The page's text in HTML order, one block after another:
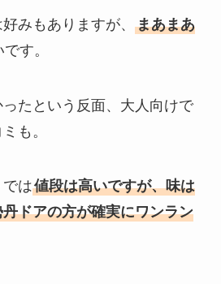
みもありますが、 まあまあ
す。
たという反面、大人向けで
も。
では値段は高いですが、味は
ドアの方が確実にワンラン